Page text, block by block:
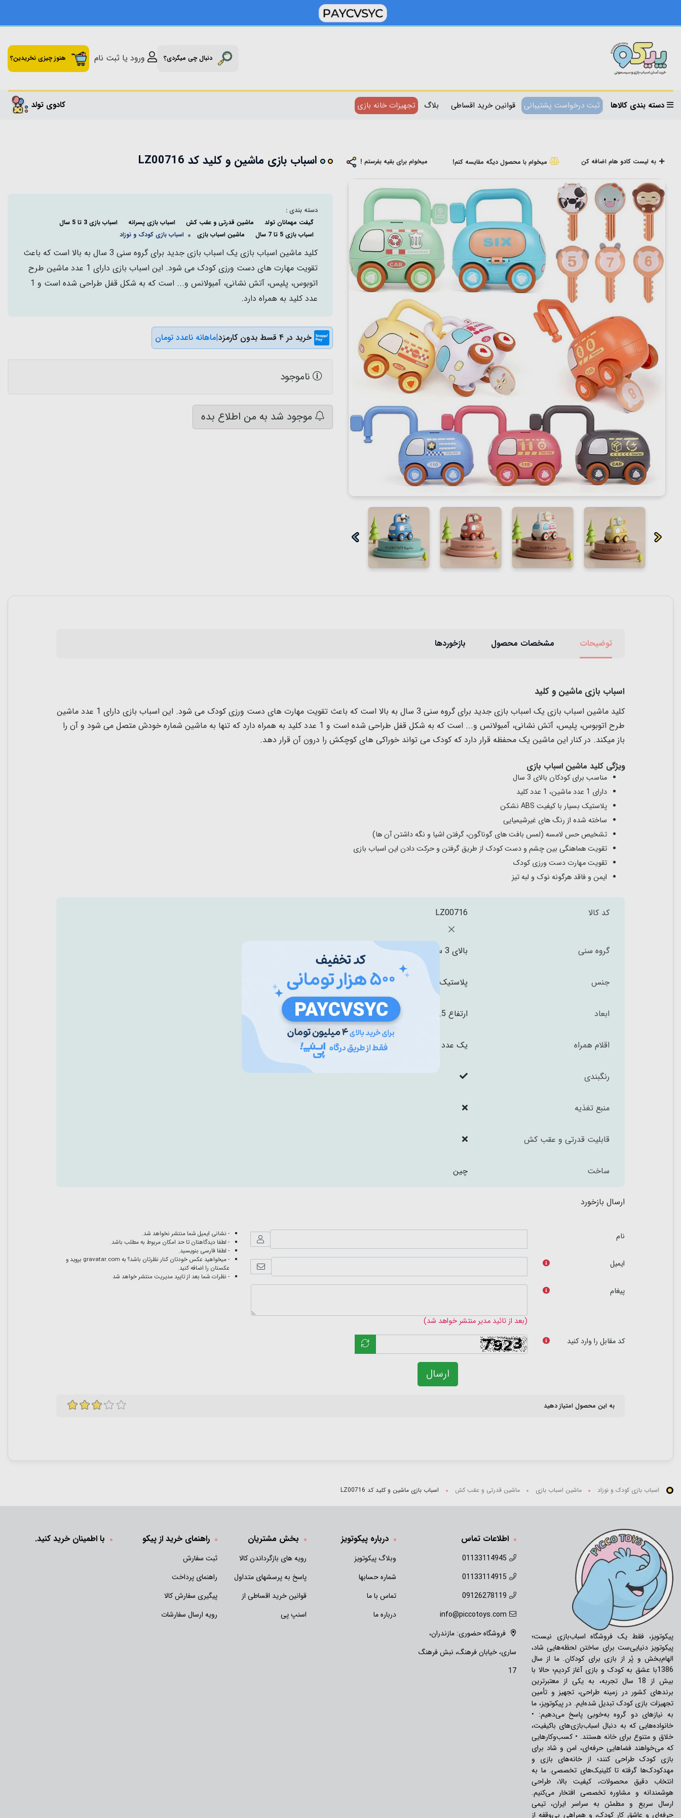
دنبال چی میگردی؟ ورود یا ثبت نام هنوز چیزی نخریدین؟
دسته بندی کالاها ثبت درخواست پشتیبانی قوانین خرید اقساطی بلاگ تجهیزات خانه بازی کادوی تولد
به لیست کادو هام اضافه کن میخوام با محصول دیگه مقایسه کنم! میخوام برای بقیه بفرستم ! اسباب بازی ماشین و کلید کد LZ00716
دسته بندی :
گیفت مهمانان تولد
ماشین قدرتی و عقب کش اسباب بازی پسرانه
اسباب بازی 3 تا 5 سال
اسباب بازی 5 تا 7 سال
ماشین اسباب بازی اسباب بازی کودک و نوزاد
کلید ماشین اسباب بازی یک اسباب بازی جدید برای گروه سنی 3 سال به بالا است که باعث
تقویت مهارت های دست ورزی کودک می شود. این اسباب بازی دارای 1 عدد ماشین طرح
اتوبوس، پلیس، آتش نشانی، آمبولانس و... است که به شکل قفل طراحی شده است و 1
عدد کلید به همراه دارد.
خرید در ۴ قسط بدون کارمزد |ماهانه ناعدد تومان
ناموجود
موجود شد به من اطلاع بده
توضیحات مشخصات محصول بازخوردها
اسباب بازی ماشین و کلید
کلید ماشین اسباب بازی یک اسباب بازی جدید برای گروه سنی 3 سال به بالا است که باعث تقویت مهارت های دست ورزی کودک می شود. این اسباب بازی دارای 1 عدد ماشین
طرح اتوبوس، پلیس، آتش نشانی، آمبولانس و... است که به شکل قفل طراحی شده است و 1 عدد کلید به همراه دارد که تنها به ماشین شماره خودش متصل می شود و آن را
باز میکند. در کنار این ماشین یک محفظه قرار دارد که کودک می تواند خوراکی های کوچکش را درون آن قرار دهد.
ویژگی کلید ماشین اسباب بازی
مناسب برای کودکان بالای 3 سال
دارای 1 عدد ماشین، 1 عدد کلید
پلاستیک بسیار با کیفیت ABS نشکن
ساخته شده از رنگ های غیرشیمیایی
تشخیص حس لامسه (لمس بافت های گوناگون، گرفتن اشیا و نگه داشتن آن ها)
تقویت هماهنگی بین چشم و دست کودک از طریق گرفتن و حرکت دادن این اسباب بازی
تقویت مهارت دست ورزی کودک
ایمن و فاقد هرگونه نوک و لبه تیز
کد کالا LZ00716
گروه سنی بالای 3 سال
جنس پلاستیک درجه 1
ابعاد ارتفاع 9.5 و طول 8.5 سانتی متر
اقلام همراه یک عدد ماشین، یک عدد کلید
رنگبندی
منبع تغذیه
قابلیت قدرتی و عقب کش
ساخت چین
ارسال بازخورد
نام
ایمیل
پیغام
(بعد از تائید مدیر منتشر خواهد شد)
کد مقابل را وارد کنید
ارسال
- نشانی ایمیل شما منتشر نخواهد شد.
- لطفا دیدگاهتان تا حد امکان مربوط به مطلب باشد.
- لطفا فارسی بنویسید.
- میخواهید عکس خودتان کنار نظرتان باشد؟ به gravatar.com بروید و
عکستان را اضافه کنید.
- نظرات شما بعد از تایید مدیریت منتشر خواهد شد
به این محصول امتیاز دهید
اسباب بازی کودک و نوزاد ماشین اسباب بازی ماشین قدرتی و عقب کش اسباب بازی ماشین و کلید کد LZ00716
پیکوتویز، فقط یک فروشگاه اسباب‌بازی نیست؛
پیکوتویز دنیایی‌ست برای ساختن لحظه‌هایی شاد،
الهام‌بخش و پُر از بازی برای کودکان. ما از سال
1386با عشق به کودک و بازی آغاز کردیم؛ حالا با
بیش از 18 سال تجربه، به یکی از معتبرترین
برندهای کشور در زمینه طراحی، تجهیز و تأمین
تجهیزات بازی کودک تبدیل شده‌ایم. در پیکوتویز، ما
به نیازهای دو گروه به‌خوبی پاسخ می‌دهیم: •
خانواده‌هایی که به دنبال اسباب‌بازی‌های باکیفیت،
خلاق و متنوع برای خانه هستند. • کسب‌وکارهایی
که می‌خواهند فضاهایی حرفه‌ای، امن و شاد برای
بازی کودک طراحی کنند؛ از خانه‌های بازی و
مهدکودک‌ها گرفته تا کلینیک‌های تخصصی. ما به
انتخاب دقیق محصولات، کیفیت بالا، طراحی
هوشمندانه و مشاوره تخصصی افتخار می‌کنیم.
ارسال سریع و مطمئن به سراسر ایران، تیمی
حرفه‌ای و عاشق کار کودک، و همراهی بی‌وقفه از
اطلاعات تماس
01133114945
01133114915
09126278119
info@piccotoys.com
فروشگاه حضوری: مازندران،
ساری، خیابان فرهنگ، نبش فرهنگ
17
درباره پیکوتویز
وبلاگ پیکوتویز
شماره حسابها
تماس با ما
درباره ما
بخش مشتریان
رویه های بازگرداندن کالا
پاسخ به پرسشهای متداول
قوانین خرید اقساطی از
اسنپ پی
راهنمای خرید از پیکو
ثبت سفارش
راهنمای پرداخت
پیگیری سفارش کالا
رویه ارسال سفارشات
با اطمینان خرید کنید.